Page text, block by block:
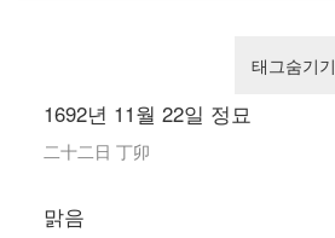
태그숨기기
1692년 11월 22일 정묘
二十二日 丁卯
맑음